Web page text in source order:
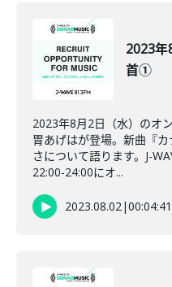
2023
首①
2023年8月2日（水）のオ
胃あげはが登場。新曲『
さについて語ります。J-
22:00-24:00にオ...
2023.08.02|00:04:41